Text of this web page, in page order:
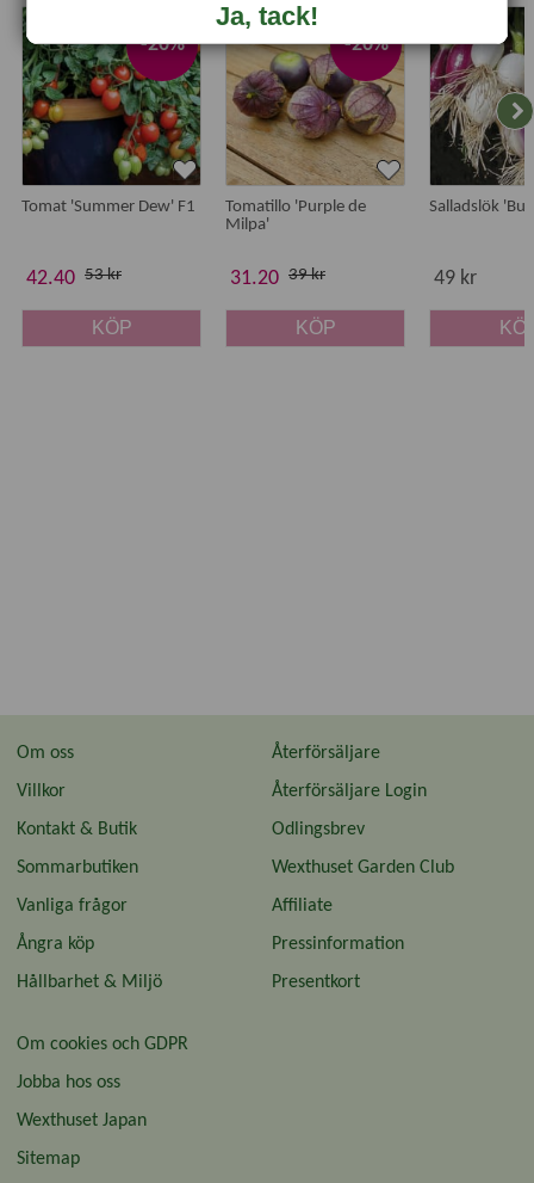
-20%
Tomat 'Summer Dew' F1
42.40 53 kr
KÖP
-20%
Tomatillo 'Purple de
Milpa'
31.20 39 kr
KÖP
Salladslök
49 kr
Om oss
Villkor
Kontakt & Butik
Sommarbutiken
Vanliga frågor
Ångra köp
Hållbarhet & Miljö
Återförsäljare
Återförsäljare Login
Odlingsbrev
Wexthuset Garden Club
Affiliate
Pressinformation
Presentkort
Om cookies och GDPR
Jobba hos oss
Wexthuset Japan
Sitemap
Ja, tack!